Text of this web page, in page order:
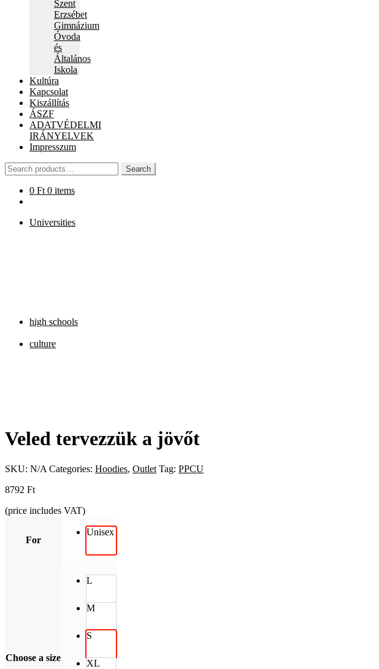
Szent
Erzsébet
Gimnázium
Óvoda
és
Általános
Iskola
Kultúra
Kapcsolat
Kiszállítás
ÁSZF
ADATVÉDELMI
IRÁNYELVEK
Impresszum
Search
for:
Search
0 Ft 0 items
Universities
high schools
culture
Veled tervezzük a jövőt
SKU: N/A Categories: Hoodies, Outlet Tag: PPCU
8792 Ft
(price includes VAT)
For
Unisex
Choose a size
L
M
S
XL